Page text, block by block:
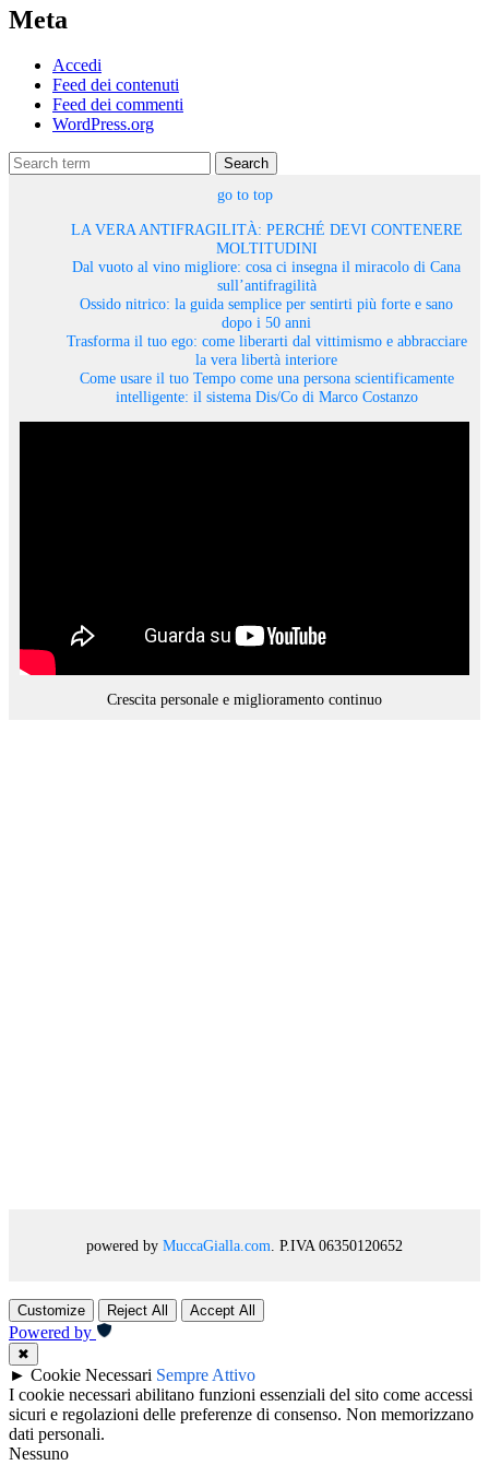
Meta
Accedi
Feed dei contenuti
Feed dei commenti
WordPress.org
Search
go to top
LA VERA ANTIFRAGILITÀ: PERCHÉ DEVI CONTENERE
MOLTITUDINI
Dal vuoto al vino migliore: cosa ci insegna il miracolo di Cana
sull’antifragilità
Ossido nitrico: la guida semplice per sentirti più forte e sano
dopo i 50 anni
Trasforma il tuo ego: come liberarti dal vittimismo e abbracciare
la vera libertà interiore
Come usare il tuo Tempo come una persona scientificamente
intelligente: il sistema Dis/Co di Marco Costanzo
Crescita personale e miglioramento continuo
powered by MuccaGialla.com . P.IVA 06350120652
Customize Reject All Accept All
Powered by
✖
► Cookie Necessari Sempre Attivo
I cookie necessari abilitano funzioni essenziali del sito come accessi
sicuri e regolazioni delle preferenze di consenso. Non memorizzano
dati personali.
Nessuno